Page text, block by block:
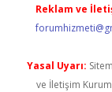
Reklam ve
Yasal Uyarı:
ve İletişim